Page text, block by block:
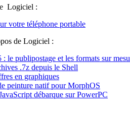
Logiciel :
votre téléphone portable
de Logiciel :
le publipostage et les formats sur
.7z depuis le Shell
en graphiques
peinture natif pour MorphOS
débarque sur PowerPC